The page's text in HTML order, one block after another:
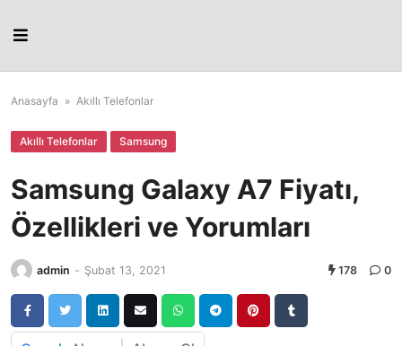
content
Anasayfa » Akıllı Telefonlar
Akıllı Telefonlar Samsung
Samsung Galaxy A7 Fiyatı,
Özellikleri ve Yorumları
admin - Şubat 13, 2021 178 0